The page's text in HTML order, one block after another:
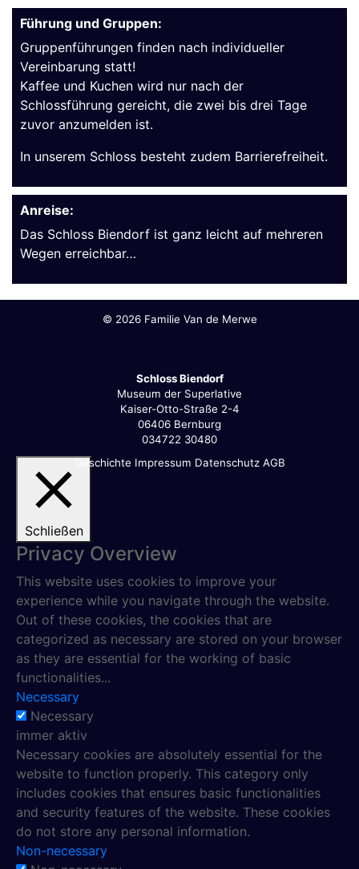
Führung und Gruppen:
Gruppenführungen finden nach individueller
Vereinbarung statt!
Kaffee und Kuchen wird nur nach der
Schlossführung gereicht, die zwei bis drei Tage
zuvor anzumelden ist.
In unserem Schloss besteht zudem Barrierefreiheit.
Anreise:
Das Schloss Biendorf ist ganz leicht auf mehreren
Wegen erreichbar…
© 2026 Familie Van de Merwe
Schloss Biendorf
Museum der Superlative
Kaiser-Otto-Straße 2-4
06406 Bernburg
034722 30480
Geschichte Impressum Datenschutz AGB
Schließen
Privacy Overview
This website uses cookies to improve your
experience while you navigate through the website.
Out of these cookies, the cookies that are
categorized as necessary are stored on your browser
as they are essential for the working of basic
functionalities...
Necessary
Necessary
immer aktiv
Necessary cookies are absolutely essential for the
website to function properly. This category only
includes cookies that ensures basic functionalities
and security features of the website. These cookies
do not store any personal information.
Non-necessary